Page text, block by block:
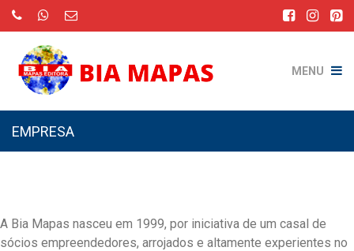
MENU
EMPRESA
A Bia Mapas nasceu em 1999, por iniciativa de um casal de
sócios empreendedores, arrojados e altamente experientes no